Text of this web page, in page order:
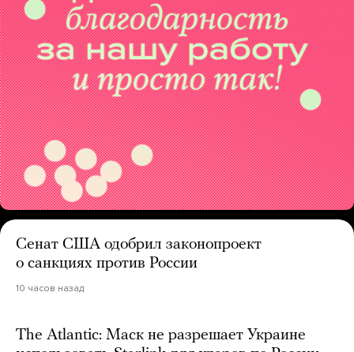
Сенат США одобрил законопроект
о санкциях против России
10 часов назад
The Atlantic: Маск не разрешает Украине